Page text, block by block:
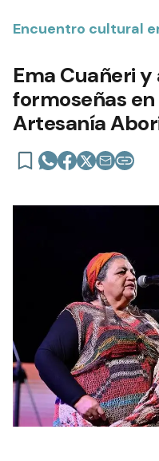
Encuentro cultural
Ema Cuañeri
formoseñas en
Artesanía